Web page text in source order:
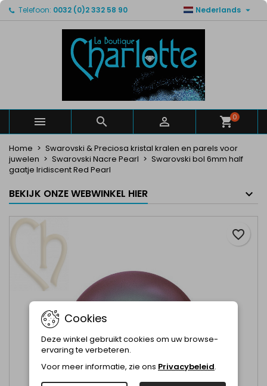
Telefoon: 0032 (0)2 332 58 90 Nederlands 
   0
Home
Swarovski & Preciosa kristal kralen en parels voor
juwelen
Swarovski Nacre Pearl
Swarovski bol 6mm half
gaatje Iridiscent Red Pearl
BEKIJK ONZE WEBWINKEL HIER
favorite_border
Mijn verlanglijsten ×
Maak een lijst
Maak een verlanglijst ×
Verlanglijst naam
Annuleren Maak een verlanglijst
Inloggen ×
U moet ingelogd zijn om producten in uw verlanglijst
Annuleren Inloggen
Cookies
Deze winkel gebruikt cookies om uw browse-
ervaring te verbeteren.
Voor meer informatie, zie ons Privacybeleid.